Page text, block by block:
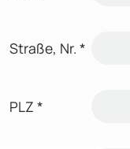
Straße, Nr. *
PLZ *